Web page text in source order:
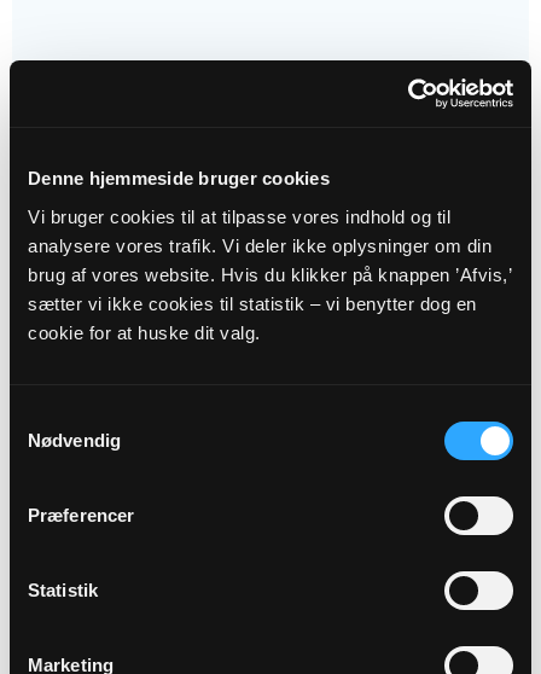
Denne hjemmeside bruger cookies
Vi bruger cookies til at tilpasse vores indhold og til
analysere vores trafik. Vi deler ikke oplysninger om din
brug af vores website. Hvis du klikker på knappen ’Afvis,’
sætter vi ikke cookies til statistik – vi benytter dog en
cookie for at huske dit valg.
Nødvendig
Præferencer
Statistik
Marketing
Tidspunkt
Præst
Benedikte Vejlby Baggesgaard
Adresse
Vesterkær Kirke,Skydebanevej 2, 9000 Aalborg
Kristuskransen er et armbånd, der består af en række
perler, med hver deres betydning og særpræg. Vi fordyber
os ved at fokusere på én perle ad gangen. I løbet af 4
gange kommer vi hele kransen igennem. Man kan låne en
kan også købe den gennem os for 130 kr. Perlerne er af
glas. Man kan også købe den i en udgave med forskellige